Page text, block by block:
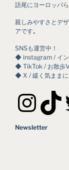
語尾にヨーロッパら
親しみやすさとデ
アです｡
SNSも運営中！
◆ instagram / イン
◆ TikTok / お散歩
◆ X / 緩く気まま
InstagramTikTok
Newsletter